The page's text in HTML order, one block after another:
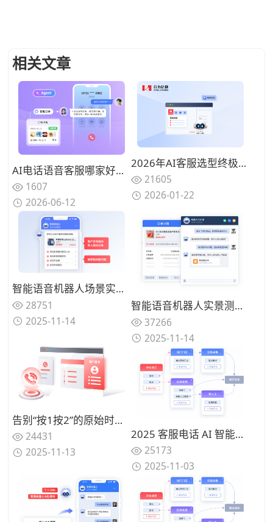
相关文章
AI电话语音客服哪家好？2026年企业级语音客服采购建议与推荐
1607
2026-06-12
2026年AI客服选型终极指南：十家主流厂商深度评测与落地实战图谱
21605
2026-01-22
智能语音机器人场景实测：在景区、医疗、政务等真实业务环境中，5家主流厂商方案效果对比
28751
2025-11-14
智能语音机器人实景测试：5家主流厂商在真实业务场景中的表现对比，谁家方案经得起检验？
37266
2025-11-14
告别“按1按2”的原始时代：智能呼叫中心如何让高价值客户来电直接跳过排队，享受VIP级接入
24431
2025-11-13
2025 客服电话 AI 智能分流方案怎么选？高效选型权威指南
25173
2025-11-03